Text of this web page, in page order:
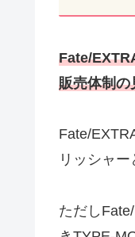
Fate/
販売体制の
Fate/
リッシャ
ただし